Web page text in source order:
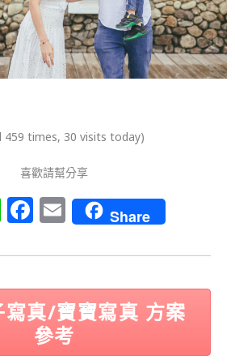
459 times, 30 visits today)
喜歡請幫分享
Li
e
F
c
e
b
o
E
m
ai
l
Share
寫真/寶寶寫真 方案
參考